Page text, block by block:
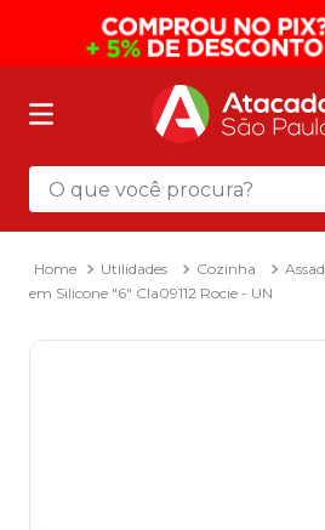
O que você procura?
Utilidades Cozinha
em Silicone "6" Cla09112 Rocie - UN
Termos mais buscados
mochila
2º sacola
3º papel toalha